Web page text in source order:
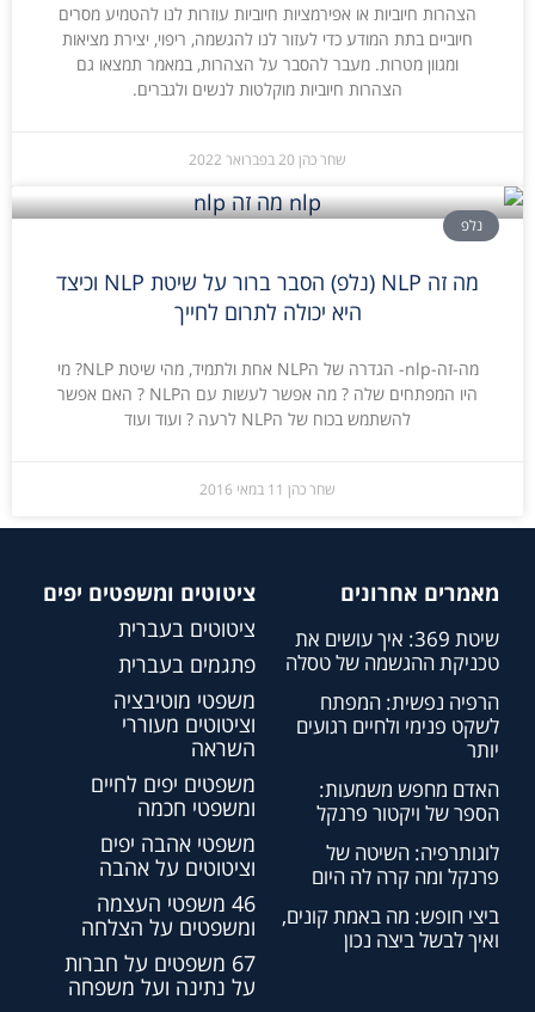
הצהרות חיוביות או אפירמציות חיוביות עוזרות לנו להטמיע מסרים
חיוביים בתת המודע כדי לעזור לנו להגשמה, ריפוי, יצירת מציאות
ומגוון מטרות. מעבר להסבר על הצהרות, במאמר תמצאו גם
הצהרות חיוביות מוקלטות לנשים ולגברים.
שחר כהן 20 בפברואר 2022
נלפ
מה זה NLP (נלפ) הסבר ברור על שיטת NLP וכיצד
היא יכולה לתרום לחייך
מה-זה-nlp- הגדרה של הNLP אחת ולתמיד, מהי שיטת NLP? מי
היו המפתחים שלה ? מה אפשר לעשות עם הNLP ? האם אפשר
להשתמש בכוח של הNLP לרעה ? ועוד ועוד
שחר כהן 11 במאי 2016
מאמרים אחרונים
שיטת 369: איך עושים את
טכניקת ההגשמה של טסלה
הרפיה נפשית: המפתח
לשקט פנימי ולחיים רגועים
יותר
האדם מחפש משמעות:
הספר של ויקטור פרנקל
לוגותרפיה: השיטה של
פרנקל ומה קרה לה היום
ביצי חופש: מה באמת קונים,
ואיך לבשל ביצה נכון
ציטוטים ומשפטים יפים
ציטוטים בעברית
פתגמים בעברית
משפטי מוטיבציה
וציטוטים מעוררי
השראה
משפטים יפים לחיים
ומשפטי חכמה
משפטי אהבה יפים
וציטוטים על אהבה
46 משפטי העצמה
ומשפטים על הצלחה
67 משפטים על חברות
על נתינה ועל משפחה